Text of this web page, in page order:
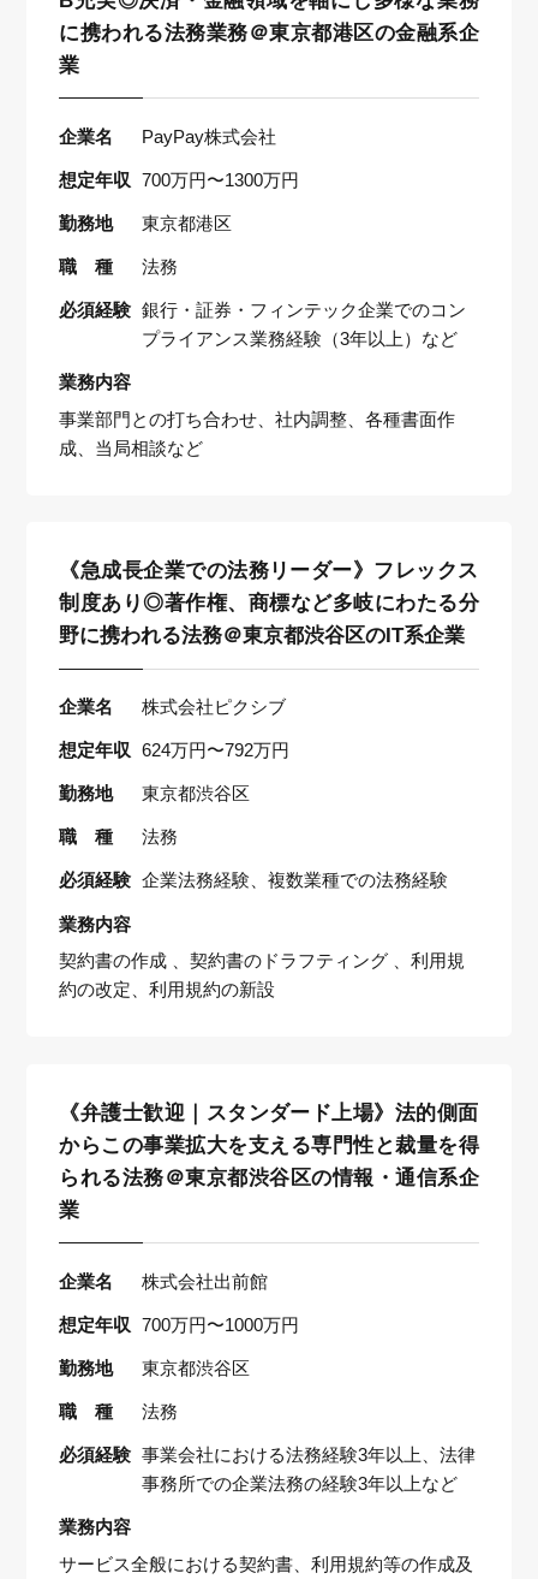
に携われる法務業務＠東京都港区の金融系企
業
企業名 PayPay株式会社
想定年収 700万円〜1300万円
勤務地 東京都港区
職 種 法務
必須経験 銀行・証券・フィンテック企業でのコン
プライアンス業務経験（3年以上）など
業務内容
事業部門との打ち合わせ、社内調整、各種書面作
成、当局相談など
《急成長企業での法務リーダー》フレックス
制度あり◎著作権、商標など多岐にわたる分
野に携われる法務＠東京都渋谷区のIT系企業
企業名 株式会社ピクシブ
想定年収 624万円〜792万円
勤務地 東京都渋谷区
職 種 法務
必須経験 企業法務経験、複数業種での法務経験
業務内容
契約書の作成 、契約書のドラフティング 、利用規
約の改定、利用規約の新設
《弁護士歓迎｜スタンダード上場》法的側面
からこの事業拡大を支える専門性と裁量を得
られる法務＠東京都渋谷区の情報・通信系企
業
企業名 株式会社出前館
想定年収 700万円〜1000万円
勤務地 東京都渋谷区
職 種 法務
必須経験 事業会社における法務経験3年以上、法律
事務所での企業法務の経験3年以上など
業務内容
サービス全般における契約書、利用規約等の作成及